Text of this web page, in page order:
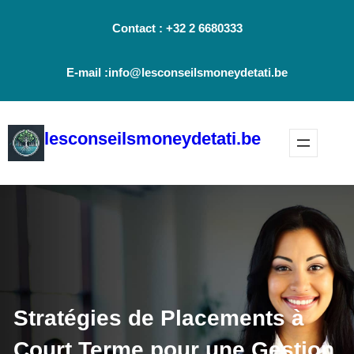
Contact : +32 2 6680333
E-mail :info@lesconseilsmoneydetati.be
lesconseilsmoneydetati.be
Stratégies de Placements à